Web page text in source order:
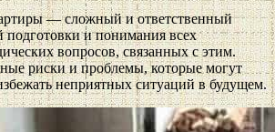
— сложный и ответственный
подготовки и понимания всех
вопросов, связанных с этим.
риски и проблемы, которые могут
неприятных ситуаций в будущем.